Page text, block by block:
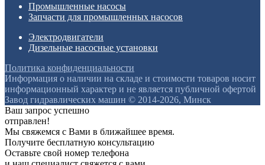
Промышленные насосы
Запчасти для промышленных насосов
Электродвигатели
Дизельные насосные установки
Политика конфиденциальности
Информация о наличии на складе и стоимости товаров носит
информационный характер и не является публичной офертой
Завод гидравлических машин © 2014-2026, Минск
Ваш запрос успешно
отправлен!
Мы свяжемся с Вами в ближайшее время.
Получите бесплатную консультацию
Оставьте свой номер телефона